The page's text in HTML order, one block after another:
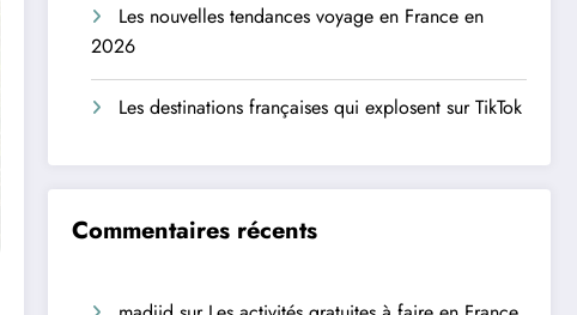
Les nouvelles tendances voyage en France en
2026
Les destinations françaises qui explosent sur TikTok
Commentaires récents